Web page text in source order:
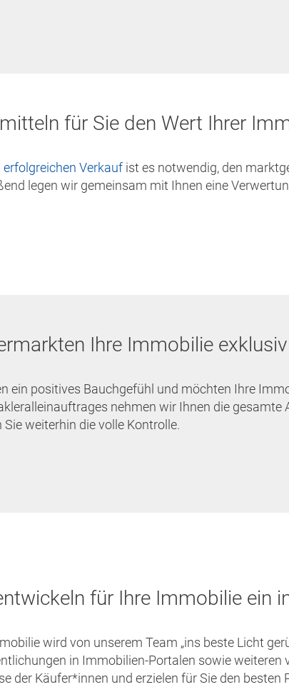
für Sie den Wert Ihrer
erfolgreichen Verkaufist es notwendig, den
legen wir gemeinsam mit Ihnen eine
Ihre Immobilie
ein positives Bauchgefühl und möchten Ihre
nehmen wir Ihnen die gesamte
Sie weiterhin die volle Kontrolle.
für Ihre Immobilie ein
wird von unserem Team „ins beste Licht
in Immobilien-Portalen sowie
der Käufer*innen und erzielen für Sie den besten